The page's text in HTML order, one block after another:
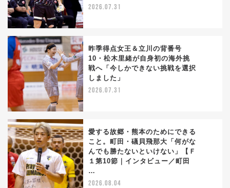
2026.07.31
昨季得点女王＆立川の背番号
10・松木里緒が自身初の海外挑
戦へ「今しかできない挑戦を選択
しました」
2026.07.31
愛する故郷・熊本のためにできる
こと。町田・礒貝飛那大「何がな
んでも勝たないといけない」【Ｆ
１第10節｜インタビュー／町田
…
2026.08.04